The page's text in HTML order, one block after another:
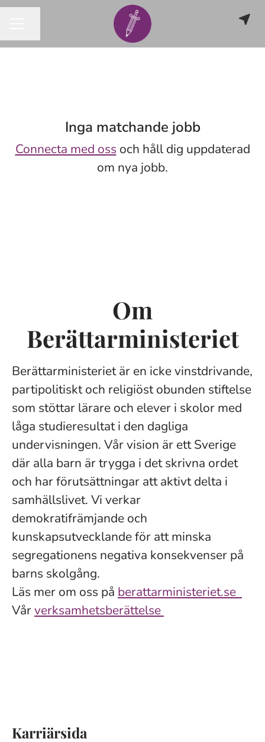
Inga matchande jobb
Connecta med oss och håll dig uppdaterad
om nya jobb.
Om
Berättarministeriet
Berättarministeriet är en icke vinstdrivande,
partipolitiskt och religiöst obunden stiftelse
som stöttar lärare och elever i skolor med
låga studieresultat i den dagliga
undervisningen. Vår vision är ett Sverige
där alla barn är trygga i det skrivna ordet
och har förutsättningar att aktivt delta i
samhällslivet. Vi verkar
demokratifrämjande och
kunskapsutvecklande för att minska
segregationens negativa konsekvenser på
barns skolgång.
Läs mer om oss på berattarministeriet.se
Vårverksamhetsberättelse
Karriärsida